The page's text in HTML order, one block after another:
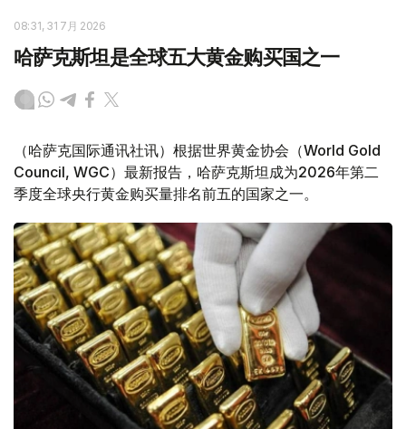
08:31, 31 7月 2026
哈萨克斯坦是全球五大黄金购买国之一
（哈萨克国际通讯社讯）根据世界黄金协会（World Gold
Council, WGC）最新报告，哈萨克斯坦成为2026年第二
季度全球央行黄金购买量排名前五的国家之一。